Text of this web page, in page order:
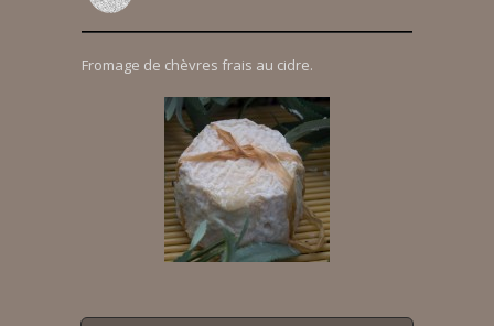
Fromage de chèvres frais au cidre.